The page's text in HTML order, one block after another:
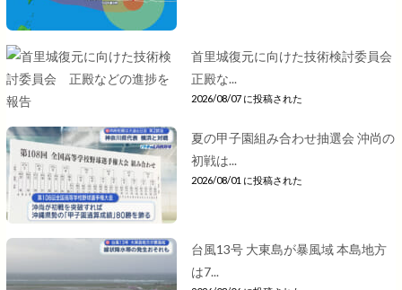
首里城復元に向けた技術検討委員会
正殿な...
2026/08/07 に投稿された
夏の甲子園組み合わせ抽選会 沖尚の
初戦は...
2026/08/01 に投稿された
台風13号 大東島が暴風域 本島地方
は7...